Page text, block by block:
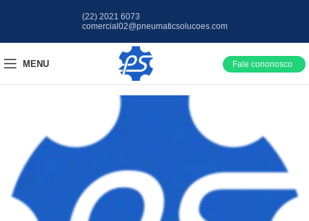
(22) 2021 6073
comercial02@pneumaticsolucoes.com
MENU Fale cononosco